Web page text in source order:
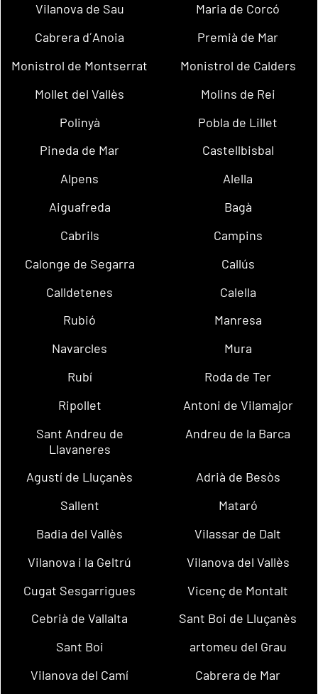
Vilanova de Sau
Maria de Corcó
Cabrera d´Anoia
Premià de Mar
Monistrol de Montserrat
Monistrol de Calders
Mollet del Vallès
Molins de Rei
Polinyà
Pobla de Lillet
Pineda de Mar
Castellbisbal
Alpens
Alella
Aiguafreda
Bagà
Cabrils
Campins
Calonge de Segarra
Callús
Calldetenes
Calella
Rubió
Manresa
Navarcles
Mura
Rubí
Roda de Ter
Ripollet
Antoni de Vilamajor
Sant Andreu de
Llavaneres
Andreu de la Barca
Agustí de Lluçanès
Adrià de Besòs
Sallent
Mataró
Badia del Vallès
Vilassar de Dalt
Vilanova i la Geltrú
Vilanova del Vallès
Cugat Sesgarrigues
Vicenç de Montalt
Cebrià de Vallalta
Sant Boi de Lluçanès
Sant Boi
artomeu del Grau
Vilanova del Camí
Cabrera de Mar